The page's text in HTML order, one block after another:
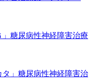
糖尿病性神経障害治療
」 糖尿病性神経障害治